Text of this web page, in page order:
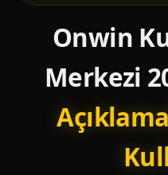
Onwin
Merkezi